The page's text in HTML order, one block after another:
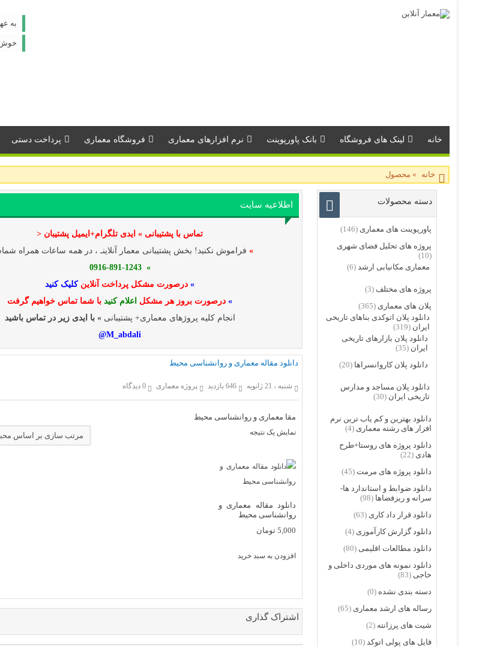
به
خوش
خانه لینک های فروشگاه بانک پاورپوینت نرم افزارهای معماری فروشگاه معماری پرداخت دستی
خانه » محصول
اطلاعیه سایت
تماس با پشتیبانی » ایدی تلگرام+ایمیل پشتیبان <
» فراموش نکنید! بخش پشتیبانی معمار آنلاینـ ، در همه ساعات همراه
» 0916-891-1243
»درصورت مشکل پرداخت آنلاینکلیک کنید
»درصورت بروز هر مشکل اعلام کنیدبا شما تماس خواهیم گرفت
انجام کلیه پروژهای معماری+ پشتیبانی» با ایدی زیر در تماس باشید
M_abdali@
دانلود مقاله معماری و روانشناسی محیط
شنبه ، 21 ژانویه 646 بازدید پروژه معماری 0 دیدگاه
مقا معماری و روانشناسی محیط
نمایش یک نتیجه
دانلود مقاله معماری و
روانشناسی محیط
5,000 تومان
افزودن به سبد خرید
اشتراک گذاری
دسته محصولات
پاورپوینت های معماری (146)
پروژه های تحلیل فضای شهری
(10)
معماری مکانیابی ارشد (6)
پروژه های مختلف (3)
پلان های معماری (365)
دانلود پلان اتوکدی بناهای تاریخی
ایران (319)
دانلود پلان بازارهای تاریخی
ایران (35)
دانلود پلان کاروانسراها (20)
دانلود پلان مساجد و مدارس
تاریخی ایران (30)
دانلود بهترین و کم یاب ترین نرم
افزار های رشته معماری (4)
دانلود پروژه های روستا+طرح
هادی (22)
دانلود پروژه های مرمت (45)
دانلود ضوابط و استاندارد ها-
سرانه و ریزفضاها (98)
دانلود قرار داد کاری (63)
دانلود گزارش کارآموزی (4)
دانلود مطالعات اقلیمی (80)
دانلود نمونه های موردی داخلی و
خاجی (83)
دسته بندی نشده (0)
رساله های ارشد معماری (65)
شیت های پرزانته (2)
فایل های پولی اتوکد (10)